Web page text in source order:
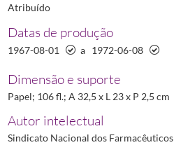
Atribuído
Datas de produção
1967-08-01 a 1972-06-08
Dimensão e suporte
Papel; 106 fl.; A 32,5 x L 23 x P 2,5 cm
Autor intelectual
Sindicato Nacional dos Farmacêuticos